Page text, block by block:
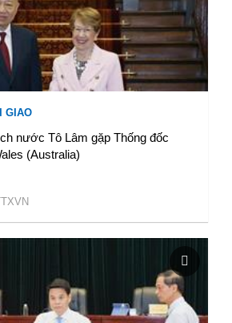
GIAO
nước Tô Lâm gặp Thống đốc
(Australia)